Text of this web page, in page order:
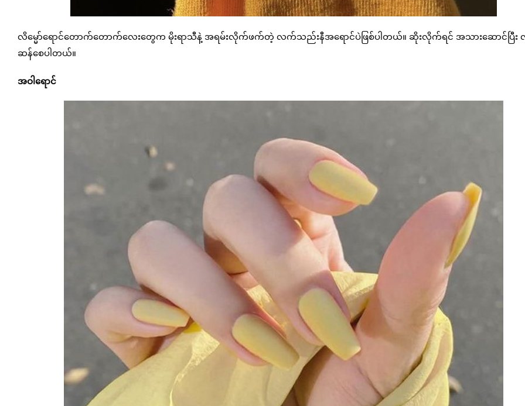
လိမ္မော်ရောင်တောက်တောက်လေးတွေက မိုးရာသီနဲ့ အရမ်းလိုက်ဖက်တဲ့ လက်သည်းနီအရောင်ပဲဖြစ်ပါတယ်။ ဆိုးလိုက်ရင် အသားဆောင်ပြီ
ဆန်စေပါတယ်။
အဝါရောင်